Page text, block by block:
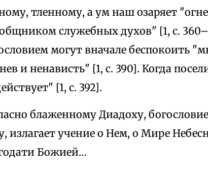
тленному, а ум наш озаряет
служебных духов" [1, с.
могут вначале беспокоить
и ненависть" [1, с. 390]. Когда
[1, с. 392].
блаженному Диадоху,
излагает учение о Нем, о Мире
Божией…